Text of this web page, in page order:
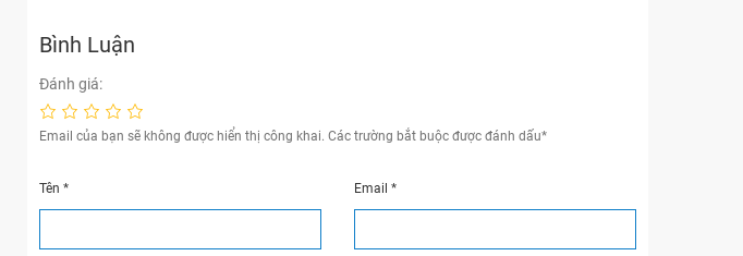
Bình Luận
Đánh giá:
Email của bạn sẽ không được hiển thị công khai. Các trường bắt buộc được đánh dấu*
Tên* Email *